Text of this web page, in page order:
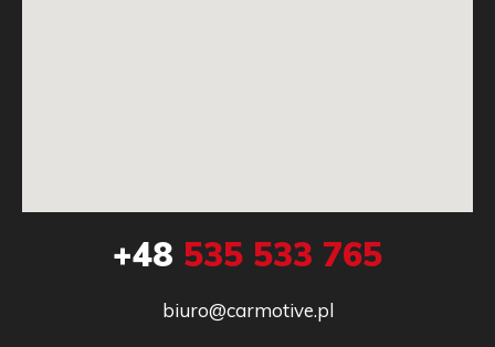
+48 535 533 765
biuro@carmotive.pl